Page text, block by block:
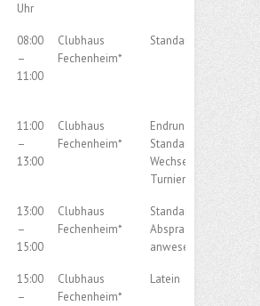
Uhr
08:00
–
11:00
Clubhaus
Fechenheim*
Standard
11:00
–
13:00
Clubhaus
Fechenheim*
Endrundentraining
Standard/Latein im
Wechsel für alle
Turnierpaare des
13:00
–
15:00
Clubhaus
Fechenheim*
Standard / Latein nach
Absprache der
anwesendenden
15:00
–
Clubhaus
Fechenheim*
Latein